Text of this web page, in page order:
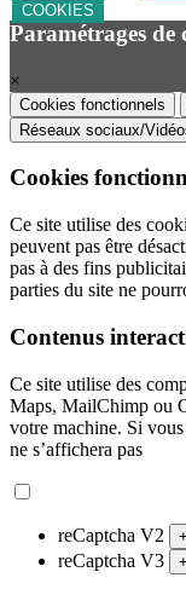
COOKIES
Paramétrages de
×
Cookies fonctionnels
Réseaux sociaux/
Cookies
Ce site utilise des
peuvent pas être
pas à des fins
parties du site ne
Contenus
Ce site utilise des
Maps, MailChimp ou
votre machine. Si
ne s’affichera pas
reCaptcha V2 +
reCaptcha V3 +